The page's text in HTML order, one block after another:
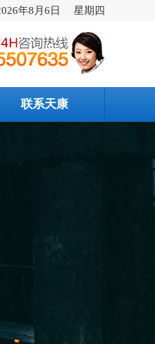
年8月6日 星期四
联系天康